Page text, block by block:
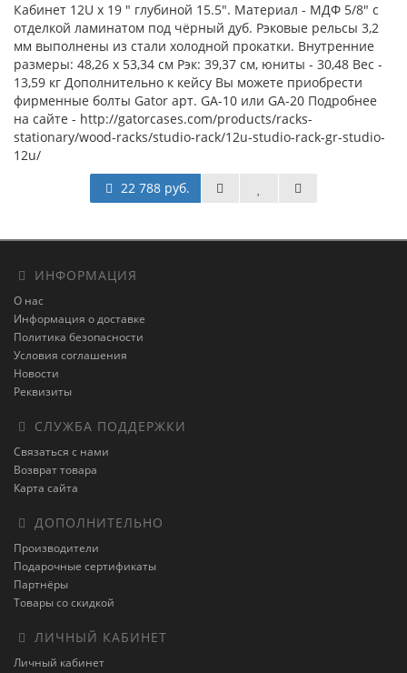
Кабинет 12U х 19 " глубиной 15.5". Материал - МДФ 5/8" с
отделкой ламинатом под чёрный дуб. Рэковые рельсы 3,2
мм выполнены из стали холодной прокатки. Внутренние
размеры: 48,26 х 53,34 см Рэк: 39,37 см, юниты - 30,48 Вес -
13,59 кг Дополнительно к кейсу Вы можете приобрести
фирменные болты Gator арт. GA-10 или GA-20 Подробнее
на сайте - http://gatorcases.com/products/racks-
stationary/wood-racks/studio-rack/12u-studio-rack-gr-studio-
12u/
22 788 руб.
ИНФОРМАЦИЯ
О нас
Информация о доставке
Политика безопасности
Условия соглашения
Новости
Реквизиты
СЛУЖБА ПОДДЕРЖКИ
Связаться с нами
Возврат товара
Карта сайта
ДОПОЛНИТЕЛЬНО
Производители
Подарочные сертификаты
Партнёры
Товары со скидкой
ЛИЧНЫЙ КАБИНЕТ
Личный кабинет